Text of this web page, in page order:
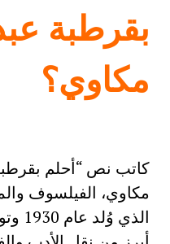
بقرطبة
مكاوي؟
كاتب نص “أحلم
مكاوي، الفيلسوف